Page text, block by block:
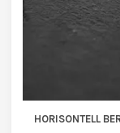
HORISONTELL